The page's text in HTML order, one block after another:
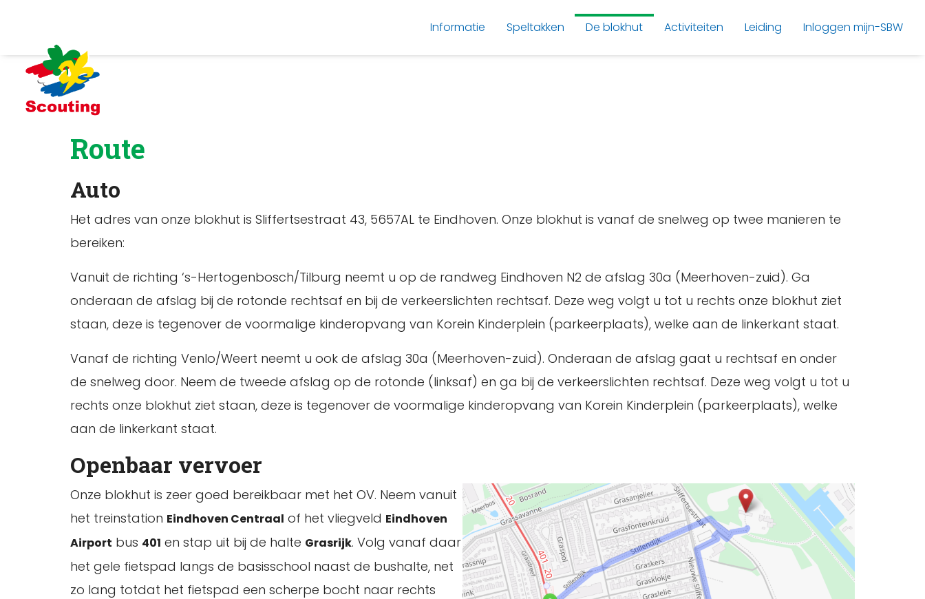
Informatie Speltakken De blokhut Activiteiten Leiding Inloggen mijn-SBW
Route
Auto
Het adres van onze blokhut is Sliffertsestraat 43, 5657AL te Eindhoven. Onze blokhut is vanaf de snelweg op twee manieren te
bereiken:
Vanuit de richting ‘s-Hertogenbosch/Tilburg neemt u op de randweg Eindhoven N2 de afslag 30a (Meerhoven-zuid). Ga
onderaan de afslag bij de rotonde rechtsaf en bij de verkeerslichten rechtsaf. Deze weg volgt u tot u rechts onze blokhut ziet
staan, deze is tegenover de voormalige kinderopvang van Korein Kinderplein (parkeerplaats), welke aan de linkerkant staat.
Vanaf de richting Venlo/Weert neemt u ook de afslag 30a (Meerhoven-zuid). Onderaan de afslag gaat u rechtsaf en onder
de snelweg door. Neem de tweede afslag op de rotonde (linksaf) en ga bij de verkeerslichten rechtsaf. Deze weg volgt u tot u
rechts onze blokhut ziet staan, deze is tegenover de voormalige kinderopvang van Korein Kinderplein (parkeerplaats), welke
aan de linkerkant staat.
Openbaar vervoer
Onze blokhut is zeer goed bereikbaar met het OV. Neem vanuit
het treinstation Eindhoven Centraal of het vliegveld Eindhoven
Airport bus 401 en stap uit bij de halte Grasrijk. Volg vanaf daar
het gele fietspad langs de basisschool naast de bushalte, net
zo lang totdat het fietspad een scherpe bocht naar rechts